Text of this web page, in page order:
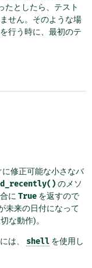
たとしたら、テスト
せん。そのような場
行う時に、最初のテ
修正可能な小さなバ
のメソ
に True を返すので
未来の日付になって
な動作)。
は、 shell を使用し